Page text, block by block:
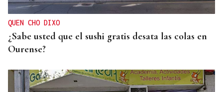
QUEN CHO DIXO
¿Sabe usted que el sushi gratis desata las colas en
Ourense?